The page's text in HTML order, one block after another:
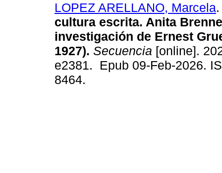
LOPEZ ARELLANO, Marcela.
cultura escrita. Anita
investigación de Ernest
1927). Secuencia [online].
e2381. Epub 09-Feb-2026.
8464.